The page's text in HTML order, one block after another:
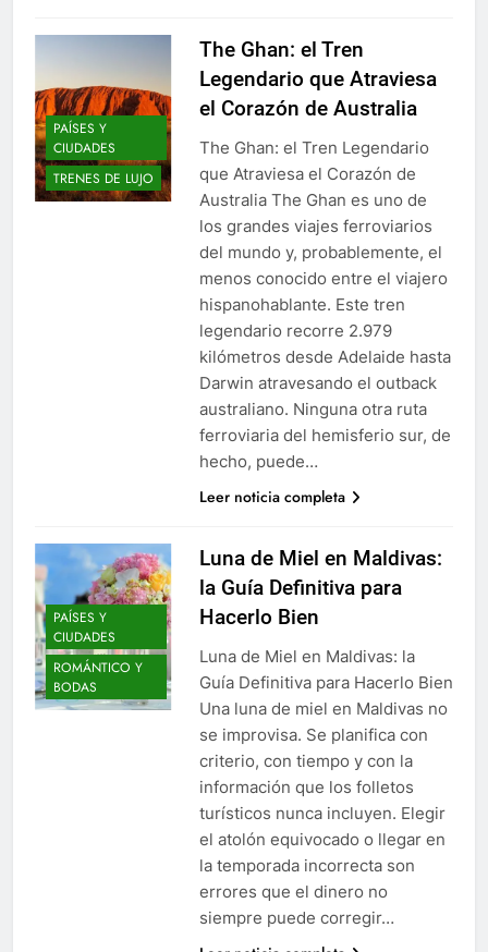
PAÍSES Y
CIUDADES
TRENES DE LUJO
The Ghan: el Tren
Legendario que Atraviesa
el Corazón de Australia
The Ghan: el Tren Legendario
que Atraviesa el Corazón de
Australia The Ghan es uno de
los grandes viajes ferroviarios
del mundo y, probablemente, el
menos conocido entre el viajero
hispanohablante. Este tren
legendario recorre 2.979
kilómetros desde Adelaide hasta
Darwin atravesando el outback
australiano. Ninguna otra ruta
ferroviaria del hemisferio sur, de
hecho, puede…
Leer noticia completa
PAÍSES Y
CIUDADES
ROMÁNTICO Y
BODAS
Luna de Miel en Maldivas:
la Guía Definitiva para
Hacerlo Bien
Luna de Miel en Maldivas: la
Guía Definitiva para Hacerlo Bien
Una luna de miel en Maldivas no
se improvisa. Se planifica con
criterio, con tiempo y con la
información que los folletos
turísticos nunca incluyen. Elegir
el atolón equivocado o llegar en
la temporada incorrecta son
errores que el dinero no
siempre puede corregir…